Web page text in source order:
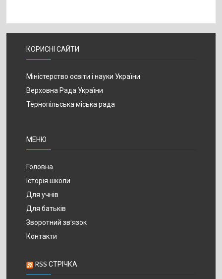
КОРИСНІ САЙТИ
Міністерство освіти і науки України
Верховна Рада України
Тернопільська міська рада
МЕНЮ
Головна
Історія школи
Для учнів
Для батьків
Зворотний зв’язок
Контакти
RSS СТРІЧКА